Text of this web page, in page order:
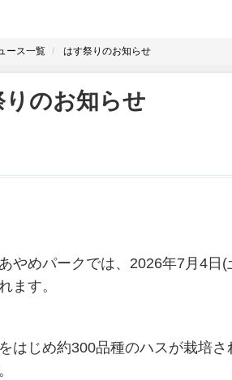
ース一覧 はす祭りのお知らせ
りのお知らせ
やめパークでは、2026年7月4日
ます。
はじめ約300品種のハスが栽培